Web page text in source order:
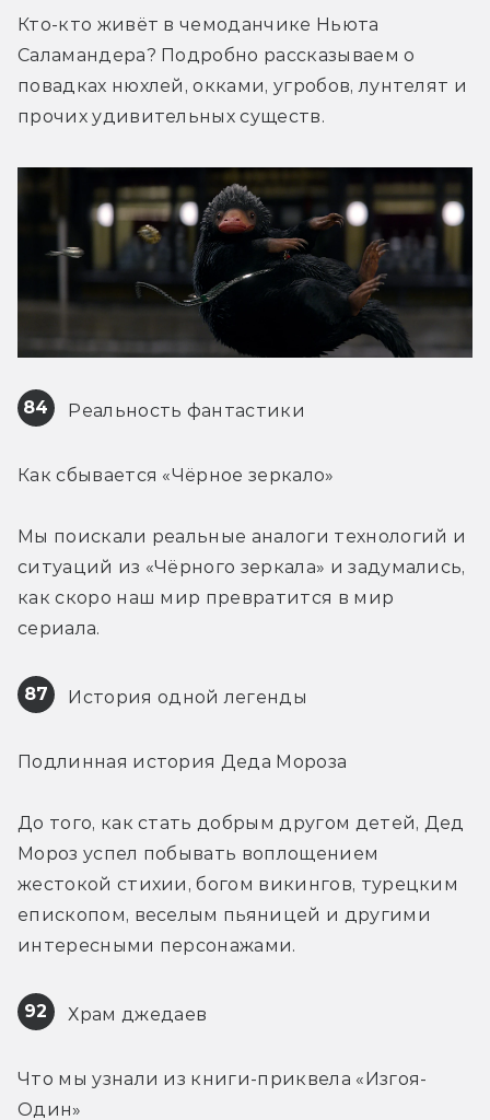
Кто-кто живёт в чемоданчике Ньюта
Саламандера? Подробно рассказываем о
повадках нюхлей, окками, угробов, лунтелят и
прочих удивительных существ.
84 Реальность фантастики
Как сбывается «Чёрное зеркало»
Мы поискали реальные аналоги технологий и
ситуаций из «Чёрного зеркала» и задумались,
как скоро наш мир превратится в мир
сериала.
87 История одной легенды
Подлинная история Деда Мороза
До того, как стать добрым другом детей, Дед
Мороз успел побывать воплощением
жестокой стихии, богом викингов, турецким
епископом, веселым пьяницей и другими
интересными персонажами.
92 Храм джедаев
Что мы узнали из книги-приквела «Изгоя-
Один»